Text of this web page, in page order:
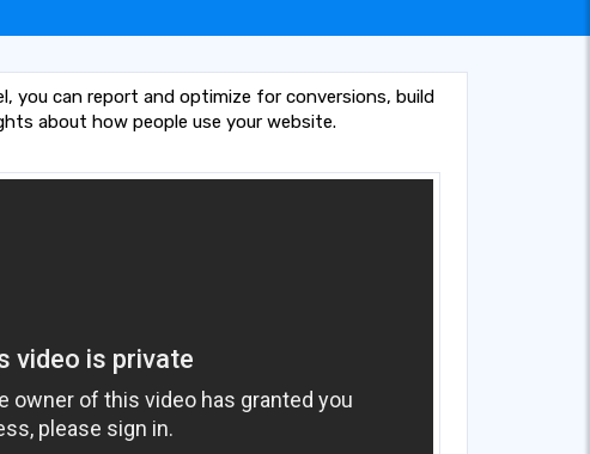
you can report and optimize for conversions, build
about how people use your website.